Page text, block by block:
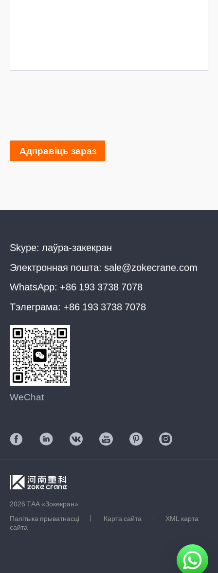
Адправіць зараз
Skype: лаўра-закекран
Электронная пошта: sale@zokecrane.com
WhatsApp: +86 193 3738 7078
Тэлеграма: +86 193 3738 7078
WeChat
2026 ТАА «Зокекран»
Палітыка прыватнасці
Карта сайта
XML карта
сайта